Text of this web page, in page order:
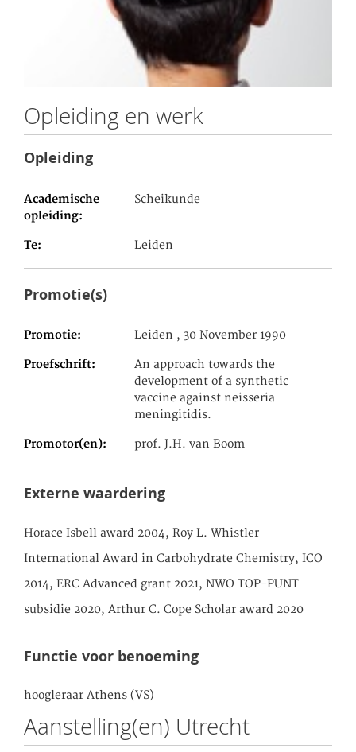
Opleiding en werk
Opleiding
Academische
opleiding
Scheikunde
Te Leiden
Promotie(s)
Promotie Leiden , 30 November 1990
Proefschrift
An approach towards the
development of a synthetic
vaccine against neisseria
meningitidis.
Promotor(en) prof. J.H. van Boom
Externe waardering
Horace Isbell award 2004, Roy L. Whistler
International Award in Carbohydrate Chemistry, ICO
2014, ERC Advanced grant 2021, NWO TOP-PUNT
subsidie 2020, Arthur C. Cope Scholar award 2020
Functie voor benoeming
hoogleraar Athens (VS)
Aanstelling(en) Utrecht